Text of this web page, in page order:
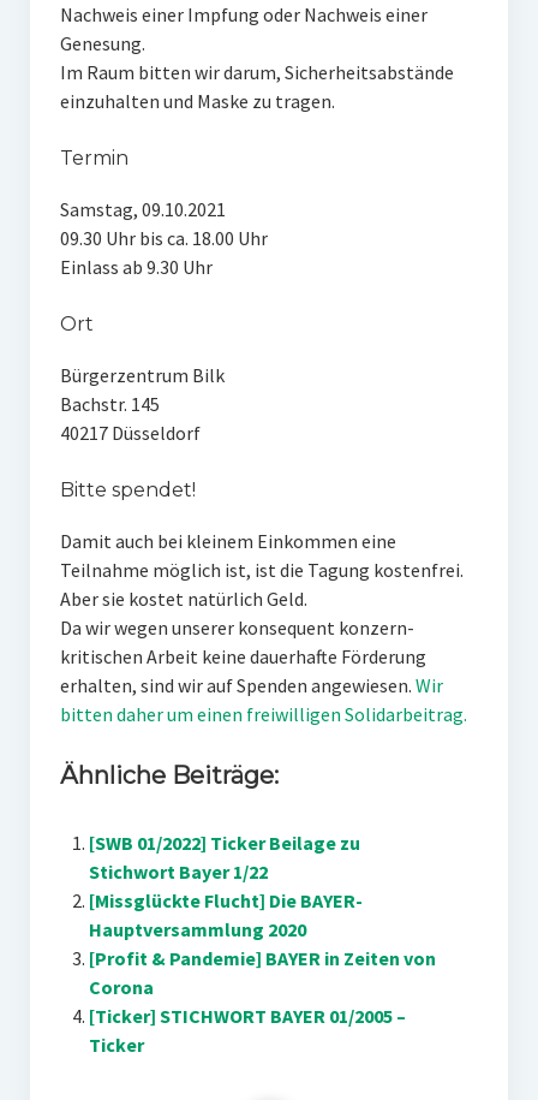
Nachweis einer Impfung oder Nachweis einer
Genesung.
Im Raum bitten wir darum, Sicherheitsabstände
einzuhalten und Maske zu tragen.
Termin
Samstag, 09.10.2021
09.30 Uhr bis ca. 18.00 Uhr
Einlass ab 9.30 Uhr
Ort
Bürgerzentrum Bilk
Bachstr. 145
40217 Düsseldorf
Bitte spendet!
Damit auch bei kleinem Einkommen eine
Teilnahme möglich ist, ist die Tagung kostenfrei.
Aber sie kostet natürlich Geld.
Da wir wegen unserer konsequent konzern­
kritischen Arbeit keine dauerhafte Förderung
erhalten, sind wir auf Spenden angewiesen. Wir
bitten daher um einen freiwilligen Solidarbeitrag.
Ähnliche Beiträge:
[SWB 01/2022] Ticker Beilage zu
Stichwort Bayer 1/22
[Missglückte Flucht] Die BAYER-
Hauptversammlung 2020
[Profit & Pandemie] BAYER in Zeiten von
Corona
[Ticker] STICHWORT BAYER 01/2005 –
Ticker